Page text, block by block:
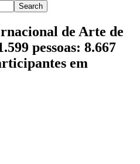
de Arte de
pessoas: 8.667
em